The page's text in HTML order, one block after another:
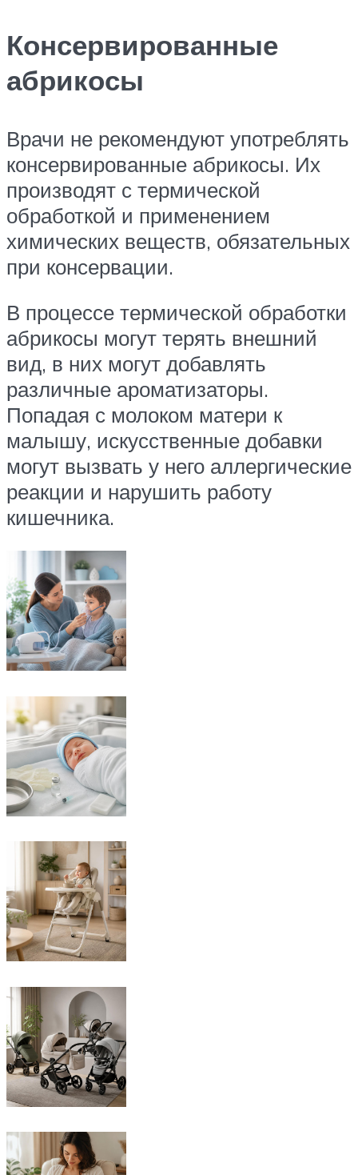
Консервированные
абрикосы
Врачи не рекомендуют употреблять
консервированные абрикосы. Их
производят с термической
обработкой и применением
химических веществ, обязательных
при консервации.
В процессе термической обработки
абрикосы могут терять внешний
вид, в них могут добавлять
различные ароматизаторы.
Попадая с молоком матери к
малышу, искусственные добавки
могут вызвать у него аллергические
реакции и нарушить работу
кишечника.